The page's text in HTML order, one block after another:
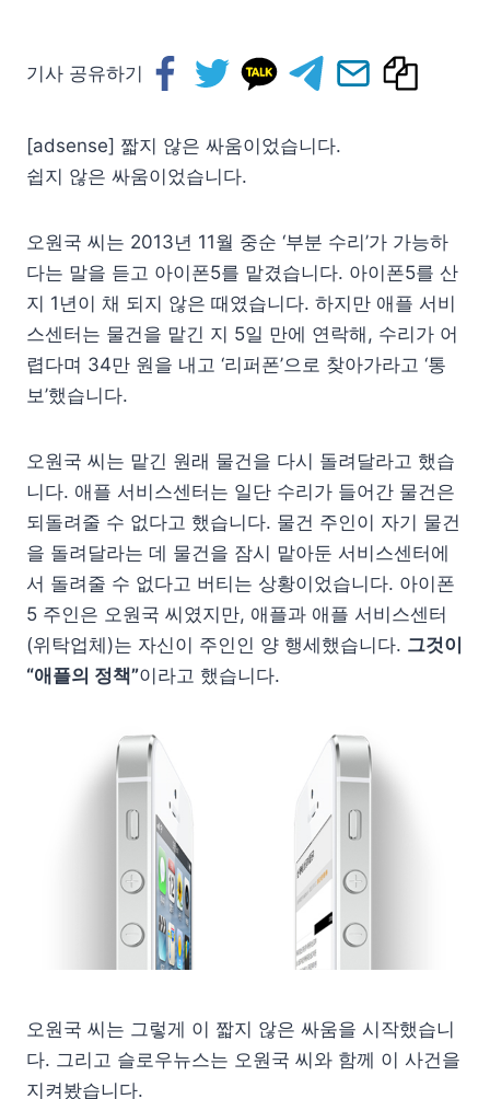
기사 공유하기
[adsense] 짧지 않은 싸움이었습니다.
쉽지 않은 싸움이었습니다.
오원국 씨는 2013년 11월 중순 ‘부분 수리’가 가능하
다는 말을 듣고 아이폰5를 맡겼습니다. 아이폰5를 산
지 1년이 채 되지 않은 때였습니다. 하지만 애플 서비
스센터는 물건을 맡긴 지 5일 만에 연락해, 수리가 어
렵다며 34만 원을 내고 ‘리퍼폰’으로 찾아가라고 ‘통
보’했습니다.
오원국 씨는 맡긴 원래 물건을 다시 돌려달라고 했습
니다. 애플 서비스센터는 일단 수리가 들어간 물건은
되돌려줄 수 없다고 했습니다. 물건 주인이 자기 물건
을 돌려달라는 데 물건을 잠시 맡아둔 서비스센터에
서 돌려줄 수 없다고 버티는 상황이었습니다. 아이폰
5 주인은 오원국 씨였지만, 애플과 애플 서비스센터
(위탁업체)는 자신이 주인인 양 행세했습니다. 그것이
“애플의 정책”이라고 했습니다.
오원국 씨는 그렇게 이 짧지 않은 싸움을 시작했습니
다. 그리고 슬로우뉴스는 오원국 씨와 함께 이 사건을
지켜봤습니다.